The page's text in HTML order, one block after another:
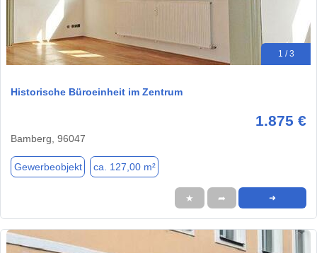
1 / 3
Historische Büroeinheit im Zentrum
1.875 €
Bamberg, 96047
Gewerbeobjekt ca. 127,00 m²
★ ➦ ➜